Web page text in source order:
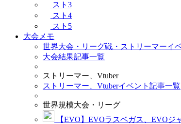
スト3
スト4
スト5
大会メモ
世界大会・リーグ戦・ストリーマーイ
大会結果記事一覧
ストリーマー、Vtuber
ストリーマー、Vtuberイベント記事一覧
世界規模大会・リーグ
【EVO】EVOラスベガス、EVOジ